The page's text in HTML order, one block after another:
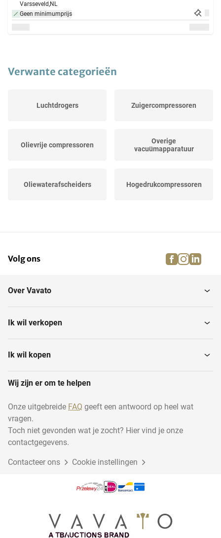
Varsseveld,NL
Geen minimumprijs
Verwante categorieën
Luchtdrogers Zuigercompressoren
Olievrije compressoren
Overige
vacuümapparatuur
Oliewaterafscheiders Hogedrukcompressoren
Verdampers Vacuümpompen
Volg ons facebook
Over Vavato
Ik wil verkopen
Ik wil kopen
Wij zijn er om te helpen
Onze uitgebreide FAQ geeft een antwoord op heel wat
vragen.
Toch niet gevonden wat je zocht? Hier vind je onze
contactgegevens.
Contacteer ons Cookie instellingen